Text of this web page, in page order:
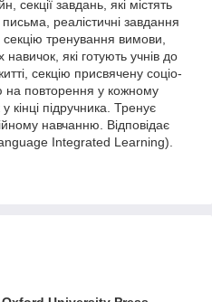
секції завдань, які містять
реалістичні завдання
тренування вимови,
які готують учнів до
секцію присвячену соціо-
на повторення у кожному
кінці підручника. Тренує
навчанню. Відповідає
Integrated Learning).